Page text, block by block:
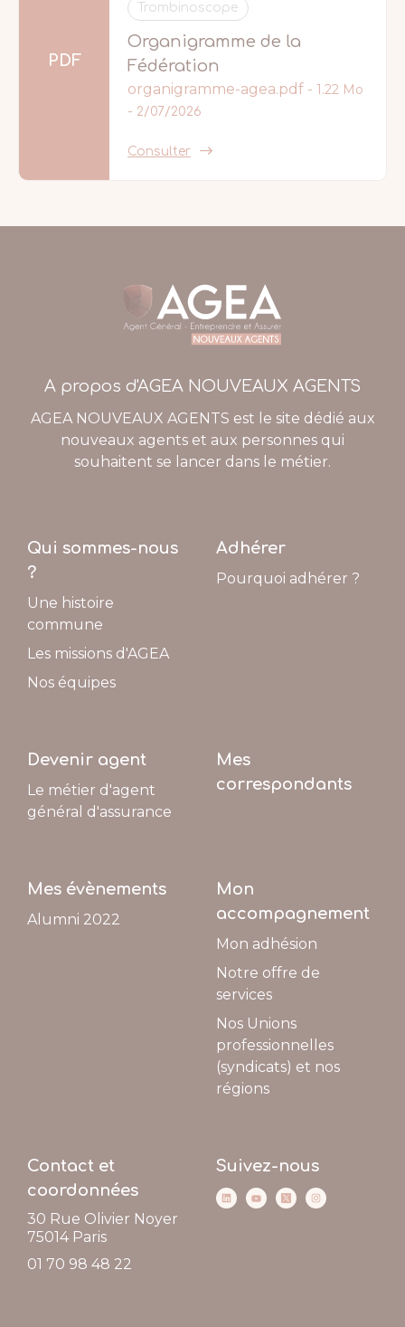
Trombinoscope
Organigramme de la
Fédération
PDF
organigramme-agea.pdf - 1.22 Mo
- 2/07/2026
Consulter
A propos d'AGEA NOUVEAUX AGENTS
AGEA NOUVEAUX AGENTS est le site dédié aux
nouveaux agents et aux personnes qui
souhaitent se lancer dans le métier.
Qui sommes-nous
?
Une histoire
commune
Les missions d'AGEA
Nos équipes
Adhérer
Pourquoi adhérer ?
Devenir agent
Le métier d'agent
général d'assurance
Mes
correspondants
Mes évènements
Alumni 2022
Mon
accompagnement
Mon adhésion
Notre offre de
services
Nos Unions
professionnelles
(syndicats) et nos
régions
Contact et
coordonnées
30 Rue Olivier Noyer
75014 Paris
01 70 98 48 22
Suivez-nous